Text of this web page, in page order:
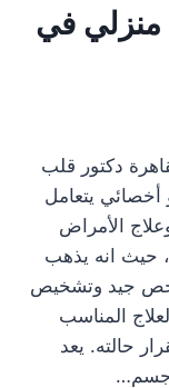
في
دكتور قلب
يتعامل
الأمراض
حيث انه يذهب
جيد وتشخيص
المناسب
حالته. يعد
جسم…